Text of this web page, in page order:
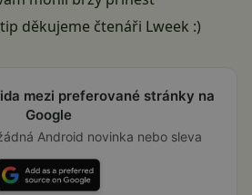
děkujeme čtenáři Lweek :)
mezi preferované stránky na
Google
Android novinka nebo sleva